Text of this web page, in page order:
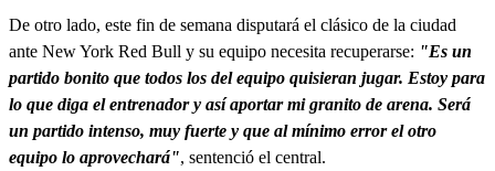
De otro lado, este fin de semana disputará el clásico de la ciudad
ante New York Red Bull y su equipo necesita recuperarse: "Es un
partido bonito que todos los del equipo quisieran jugar. Estoy para
lo que diga el entrenador y así aportar mi granito de arena. Será
un partido intenso, muy fuerte y que al mínimo error el otro
equipo lo aprovechará", sentenció el central.